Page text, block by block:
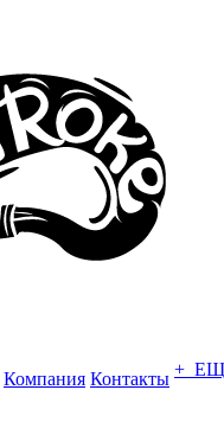
Компания Контакты +